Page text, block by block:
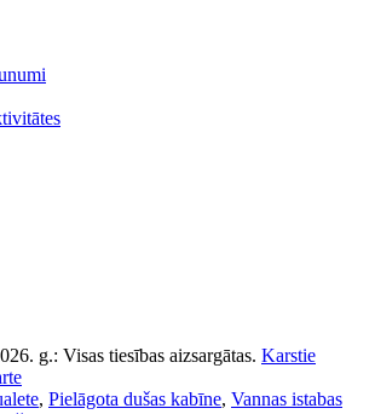
g.: Visas tiesības aizsargātas. Karstie
, Pielāgota dušas kabīne, Vannas istabas